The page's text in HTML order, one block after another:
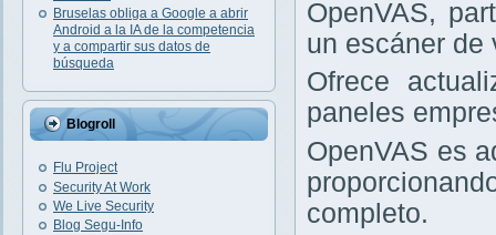
Bruselas obliga a Google a abrir
Android a la IA de la competencia
y a compartir sus datos de
búsqueda
Blogroll
Flu Project
Security At Work
We Live Security
Blog Segu-Info
OpenVAS,
un escáner de
Ofrece
paneles
OpenVAS es
completo.